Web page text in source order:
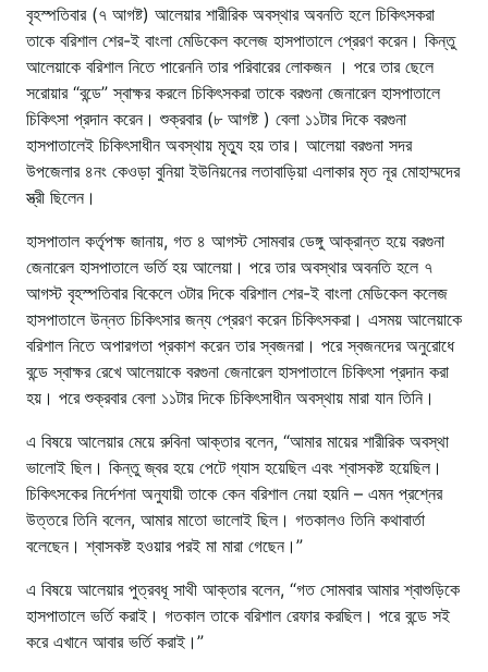
বৃহস্পতিবার (৭ আগষ্ট) আলেয়ার শারীরিক অবস্থার অবনতি হলে চিকিৎসকরা
তাকে বরিশাল শের-ই বাংলা মেডিকেল কলেজ হাসপাতালে প্রেরণ করেন। কিন্তু
আলেয়াকে বরিশাল নিতে পারেননি তার পরিবারের লোকজন । পরে তার ছেলে
সরোয়ার “বন্ডে” স্বাক্ষর করলে চিকিৎসকরা তাকে বরগুনা জেনারেল হাসপাতালে
চিকিৎসা প্রদান করেন। শুক্রবার (৮ আগষ্ট ) বেলা ১১টার দিকে বরগুনা
হাসপাতালেই চিকিৎসাধীন অবস্থায় মৃত্যু হয় তার। আলেয়া বরগুনা সদর
উপজেলার ৪নং কেওড়া বুনিয়া ইউনিয়নের লতাবাড়িয়া এলাকার মৃত নূর মোহাম্মদের
স্ত্রী ছিলেন।
হাসপাতাল কর্তৃপক্ষ জানায়, গত ৪ আগস্ট সোমবার ডেঙ্গু আক্রান্ত হয়ে বরগুনা
জেনারেল হাসপাতালে ভর্তি হয় আলেয়া। পরে তার অবস্থার অবনতি হলে ৭
আগস্ট বৃহস্পতিবার বিকেলে ৩টার দিকে বরিশাল শের-ই বাংলা মেডিকেল কলেজ
হাসপাতালে উন্নত চিকিৎসার জন্য প্রেরণ করেন চিকিৎসকরা। এসময় আলেয়াকে
বরিশাল নিতে অপারগতা প্রকাশ করেন তার স্বজনরা। পরে স্বজনদের অনুরোধে
বন্ডে স্বাক্ষর রেখে আলেয়াকে বরগুনা জেনারেল হাসপাতালে চিকিৎসা প্রদান করা
হয়। পরে শুক্রবার বেলা ১১টার দিকে চিকিৎসাধীন অবস্থায় মারা যান তিনি।
এ বিষয়ে আলেয়ার মেয়ে রুবিনা আক্তার বলেন, “আমার মায়ের শারীরিক অবস্থা
ভালোই ছিল। কিন্তু জ্বর হয়ে পেটে গ্যাস হয়েছিল এবং শ্বাসকষ্ট হয়েছিল।
চিকিৎসকের নির্দেশনা অনুযায়ী তাকে কেন বরিশাল নেয়া হয়নি – এমন প্রশ্নের
উত্তরে তিনি বলেন, আমার মাতো ভালোই ছিল। গতকালও তিনি কথাবার্তা
বলেছেন। শ্বাসকষ্ট হওয়ার পরই মা মারা গেছেন।”
এ বিষয়ে আলেয়ার পুত্রবধূ সাথী আক্তার বলেন, “গত সোমবার আমার শ্বাশুড়িকে
হাসপাতালে ভর্তি করাই। গতকাল তাকে বরিশাল রেফার করছিল। পরে বন্ডে সই
করে এখানে আবার ভর্তি করাই।”